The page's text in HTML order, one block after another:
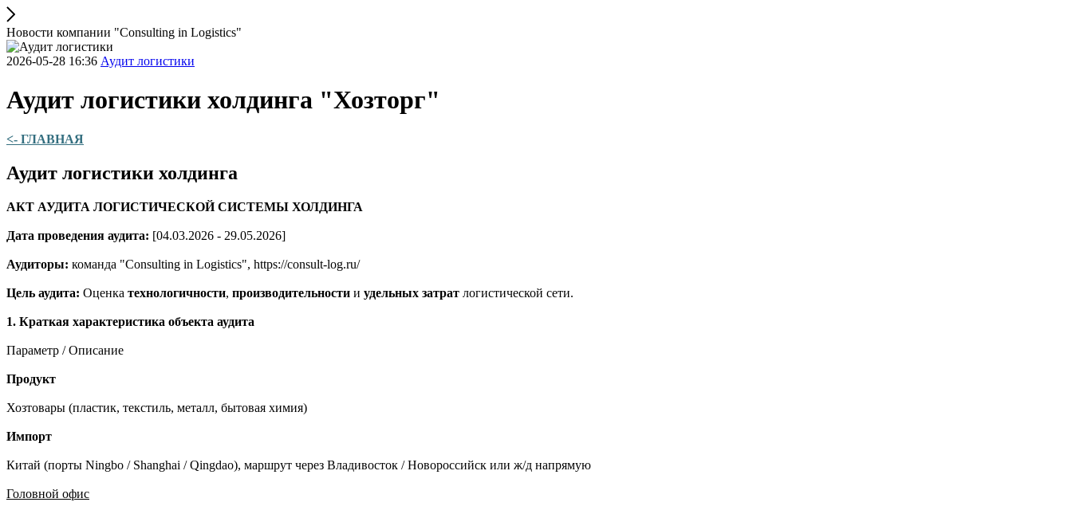
Новости компании "Consulting in Logistics"
2026-05-28 16:36 Аудит логистики
Аудит логистики холдинга "Хозторг"
<- ГЛАВНАЯ
Аудит логистики холдинга
АКТ АУДИТА ЛОГИСТИЧЕСКОЙ СИСТЕМЫ ХОЛДИНГА
Дата проведения аудита: [04.03.2026 - 29.05.2026]
Аудиторы: команда "Consulting in Logistics", https://consult-log.ru/
Цель аудита: Оценка технологичности, производительности и удельных затрат логистической сети.
1. Краткая характеристика объекта аудита
Параметр / Описание
Продукт
Хозтовары (пластик, текстиль, металл, бытовая химия)
Импорт
Китай (порты Ningbo / Shanghai / Qingdao), маршрут через Владивосток / Новороссийск или ж/д напрямую
Головной офис